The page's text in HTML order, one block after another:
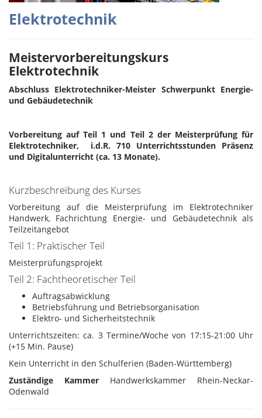
Elektrotechnik
Meistervorbereitungskurs
Elektrotechnik
Abschluss Elektrotechniker-Meister Schwerpunkt Energie-
und Gebäudetechnik
Vorbereitung auf Teil 1 und Teil 2 der Meisterprüfung für
Elektrotechniker, i.d.R. 710 Unterrichtsstunden Präsenz
und Digitalunterricht (ca. 13 Monate).
Kurzbeschreibung des Kurses
Vorbereitung auf die Meisterprüfung im Elektrotechniker
Handwerk, Fachrichtung Energie- und Gebäudetechnik als
Teilzeitangebot
Teil 1: Praktischer Teil
Meisterprüfungsprojekt
Teil 2: Fachtheoretischer Teil
Auftragsabwicklung
Betriebsführung und Betriebsorganisation
Elektro- und Sicherheitstechnik
Unterrichtszeiten: ca. 3 Termine/Woche von 17:15-21:00 Uhr
(+15 Min. Pause)
Kein Unterricht in den Schulferien (Baden-Württemberg)
Zuständige Kammer Handwerkskammer Rhein-Neckar-
Odenwald